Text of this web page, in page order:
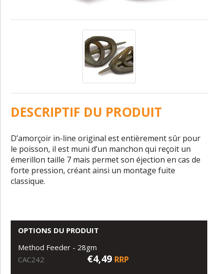
DESCRIPTIF DU PRODUIT
D’amorçoir in-line original est entièrement sûr pour
le poisson, il est muni d’un manchon qui reçoit un
émerillon taille 7 mais permet son éjection en cas de
forte pression, créant ainsi un montage fuite
classique.
OPTIONS DU PRODUIT
Method Feeder - 28gm
CAC242
€4,49 RRP